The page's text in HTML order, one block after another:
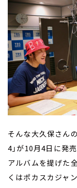
そんな大久保さん
4」が10月4日に発売
アルバムを提げた
くはポカスカジャ